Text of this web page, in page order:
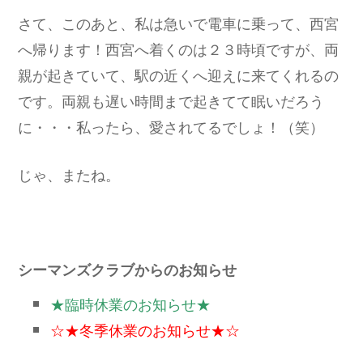
さて、このあと、私は急いで電車に乗って、西宮
へ帰ります！西宮へ着くのは２３時頃ですが、両
親が起きていて、駅の近くへ迎えに来てくれるの
です。両親も遅い時間まで起きてて眠いだろう
に・・・私ったら、愛されてるでしょ！（笑）
じゃ、またね。
シーマンズクラブからのお知らせ
★臨時休業のお知らせ★
☆★冬季休業のお知らせ★☆